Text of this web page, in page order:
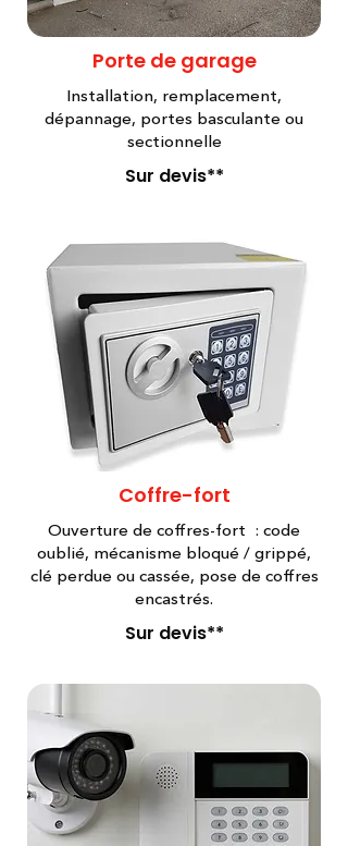
Porte de garage
Installation, remplacement,
dépannage, portes basculante ou
sectionnelle
Sur devis**
Coffre-fort
Ouverture de coffres-fort : code
oublié, mécanisme bloqué / grippé,
clé perdue ou cassée, pose de coffres
encastrés.
Sur devis**